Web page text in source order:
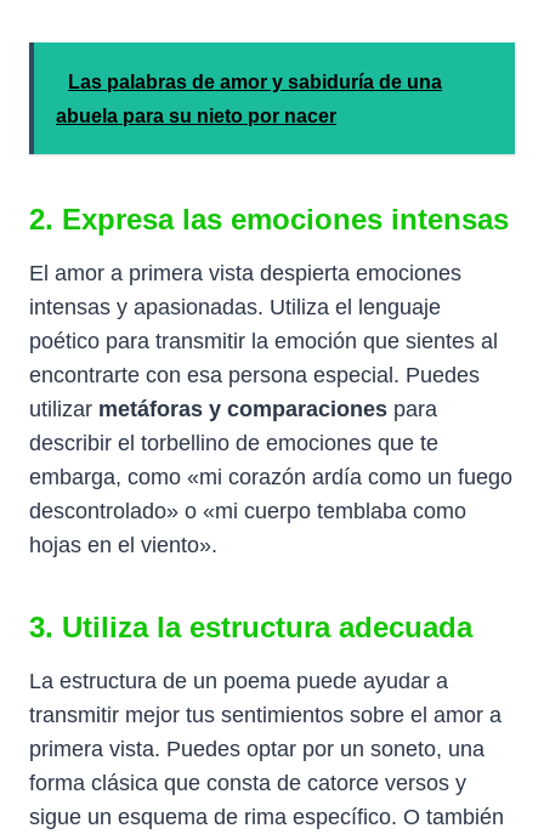
Las palabras de amor y sabiduría de una
abuela para su nieto por nacer
2. Expresa las emociones intensas
El amor a primera vista despierta emociones
intensas y apasionadas. Utiliza el lenguaje
poético para transmitir la emoción que sientes al
encontrarte con esa persona especial. Puedes
utilizar metáforas y comparaciones para
describir el torbellino de emociones que te
embarga, como «mi corazón ardía como un fuego
descontrolado» o «mi cuerpo temblaba como
hojas en el viento».
3. Utiliza la estructura adecuada
La estructura de un poema puede ayudar a
transmitir mejor tus sentimientos sobre el amor a
primera vista. Puedes optar por un soneto, una
forma clásica que consta de catorce versos y
sigue un esquema de rima específico. O también